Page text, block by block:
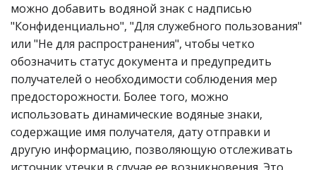
можно добавить водяной знак с надписью
"Конфиденциально", "Для служебного пользования"
или "Не для распространения", чтобы четко
обозначить статус документа и предупредить
получателей о необходимости соблюдения мер
предосторожности. Более того, можно
использовать динамические водяные знаки,
содержащие имя получателя, дату отправки и
другую информацию, позволяющую отслеживать